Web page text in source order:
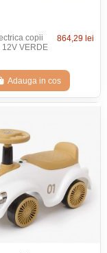
copii
12V VERDE
864,29 lei
Adauga in cos